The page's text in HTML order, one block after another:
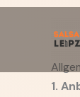
Zum
1.